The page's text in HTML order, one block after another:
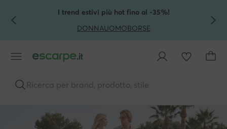
VAI AL CONTENUTO PRINCIPALE
VAI ALLA RICERCAI trend estivi più hot fino al -35%!
DONNAUOMOBORSE
Ricerca per brand, prodotto, stile